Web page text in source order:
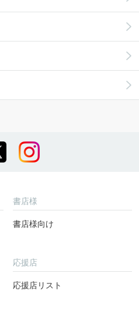
書店様
書店様向け
応援店
応援店リスト